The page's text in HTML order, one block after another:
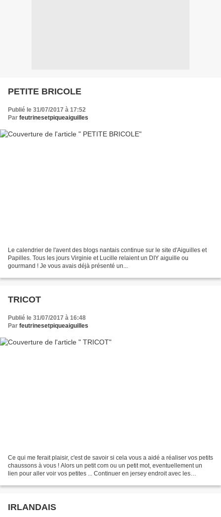
PETITE BRICOLE
Publié le 31/07/2017 à 17:52
Par feutrinesetpiqueaiguilles
Le calendrier de l'avent des blogs nantais continue sur le site d'Aiguilles et
Papilles. Tous les jours Virginie et Lucille relaient un DIY aiguille ou
gourmand ! Je vous avais déjà présenté un...
TRICOT
Publié le 31/07/2017 à 16:48
Par feutrinesetpiqueaiguilles
Ce qui me ferait plaisir, c'est de savoir si cela vous a aidé a réaliser vos petits
chaussons à vous ! Alors un petit com ou un petit mot, eventuellement un
lien pour aller voir vos petites ... Continuer en jersey endroit avec les
IRLANDAIS